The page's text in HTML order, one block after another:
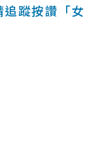
蹤按讚「女